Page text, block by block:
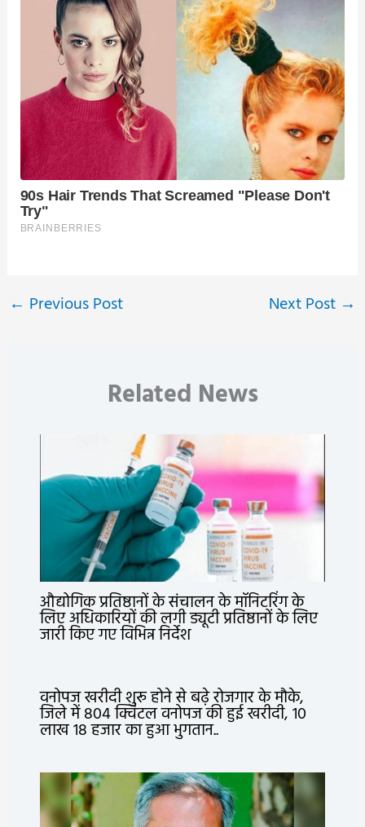
← Previous Post Next Post →
Related News
औद्योगिक प्रतिष्ठानों के संचालन के मॉनिटरिंग के
लिए अधिकारियों की लगी ड्यूटी प्रतिष्ठानों के लिए
जारी किए गए विभिन्न निर्देश
वनोपज खरीदी शुरू होने से बढ़े रोजगार के मौके,
जिले में 804 क्विंटल वनोपज की हुई खरीदी, 10
लाख 18 हजार का हुआ भुगतान..